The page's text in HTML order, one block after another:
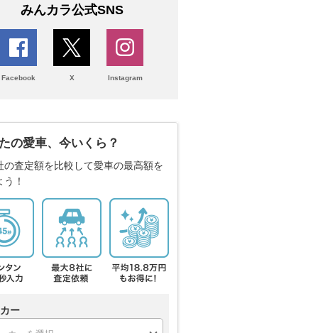
みんカラ公式SNS
Facebook X Instagram
の愛車、今いくら？
の査定額を比較して愛車の最高額を
！
ー